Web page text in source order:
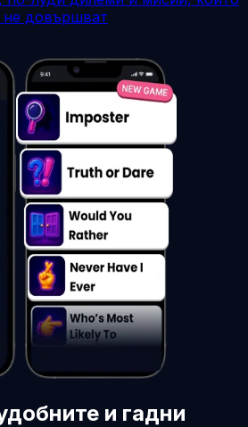
не довършват
и гадни